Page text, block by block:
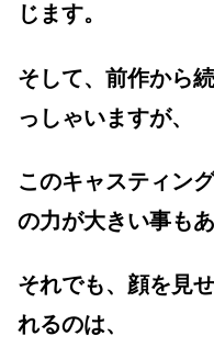
じます。
そして、前作から
っしゃいますが、
このキャスティン
の力が大きい事もあ
それでも、顔を見
れるのは、